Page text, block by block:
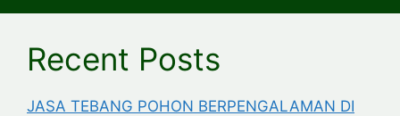
Recent Posts
JASA TEBANG POHON BERPENGALAMAN DI